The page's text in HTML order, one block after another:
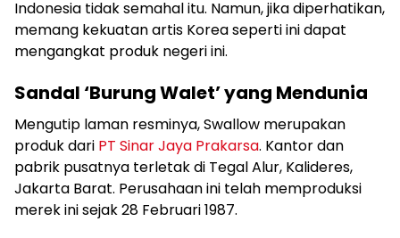
Indonesia tidak semahal itu. Namun, jika diperhatikan,
memang kekuatan artis Korea seperti ini dapat
mengangkat produk negeri ini.
Sandal ‘Burung Walet’ yang Mendunia
Mengutip laman resminya, Swallow merupakan
produk dari PT Sinar Jaya Prakarsa. Kantor dan
pabrik pusatnya terletak di Tegal Alur, Kalideres,
Jakarta Barat. Perusahaan ini telah memproduksi
merek ini sejak 28 Februari 1987.